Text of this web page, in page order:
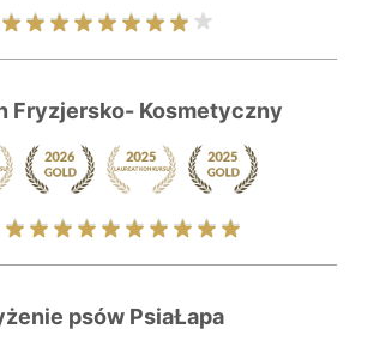
Fryzjersko- Kosmetyczny
psów PsiaŁapa